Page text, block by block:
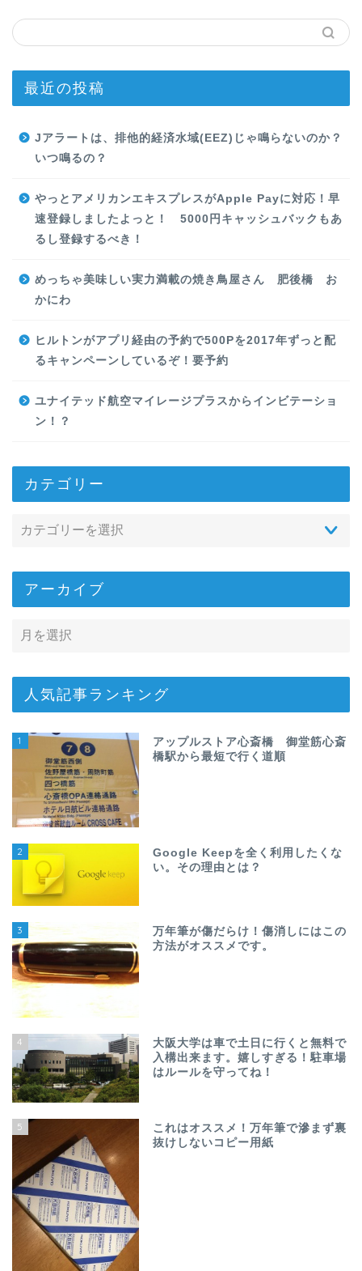
最近の投稿
Jアラートは、排他的経済水域(EEZ)じゃ鳴らないのか？
いつ鳴るの？
やっとアメリカンエキスプレスがApple Payに対応！早
速登録しましたよっと！ 5000円キャッシュバックもあ
るし登録するべき！
めっちゃ美味しい実力満載の焼き鳥屋さん 肥後橋 お
かにわ
ヒルトンがアプリ経由の予約で500Pを2017年ずっと配
るキャンペーンしているぞ！要予約
ユナイテッド航空マイレージプラスからインビテーショ
ン！？
カテゴリー
アーカイブ
人気記事ランキング
1
アップルストア心斎橋 御堂筋心斎
橋駅から最短で行く道順
2
Google Keepを全く利用したくな
い。その理由とは？
3
万年筆が傷だらけ！傷消しにはこの
方法がオススメです。
4
大阪大学は車で土日に行くと無料で
入構出来ます。嬉しすぎる！駐車場
はルールを守ってね！
5
これはオススメ！万年筆で滲まず裏
抜けしないコピー用紙